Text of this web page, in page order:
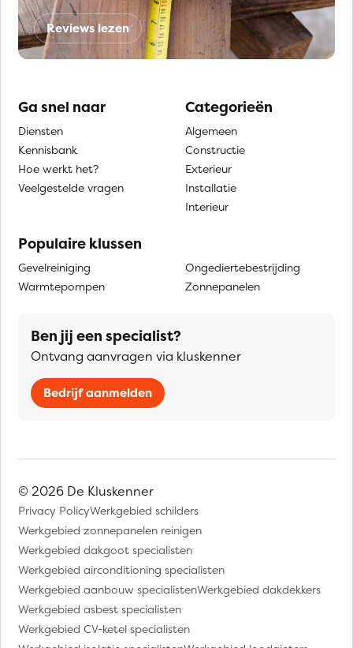
Reviews lezen
Ga snel naar
Diensten
Kennisbank
Hoe werkt het?
Veelgestelde vragen
Categorieën
Algemeen
Constructie
Exterieur
Installatie
Interieur
Populaire klussen
Gevelreiniging
Warmtepompen
Ongediertebestrijding
Zonnepanelen
Ben jij een specialist?
Ontvang aanvragen via kluskenner
Bedrijf aanmelden
© 2026 De Kluskenner
Privacy PolicyWerkgebied schilders
Werkgebied zonnepanelen reinigen
Werkgebied dakgoot specialisten
Werkgebied airconditioning specialisten
Werkgebied aanbouw specialistenWerkgebied dakdekkers
Werkgebied asbest specialisten
Werkgebied CV-ketel specialisten